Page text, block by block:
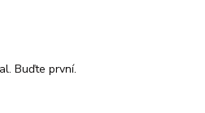
Buďte první.